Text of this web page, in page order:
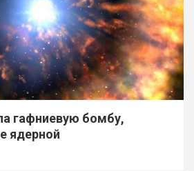
гафниевую бомбу,
ядерной